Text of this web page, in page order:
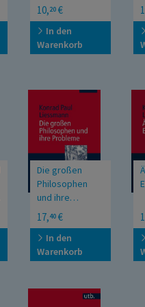
Profile UTB Uni
Taschenbücher
10,20 €
In den
Warenkorb
Die großen
Philosophen
und ihre
Probleme
Vorlesungen zur
Einführung in die
Philosophie
17,40 €
In den
Warenkorb